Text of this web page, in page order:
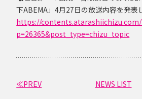
下ABEMA」4月27日の放送内容を発表
https://contents.atarashiichizu.com/
p=26365&post_type=chizu_topic
≪PREV NEWS LIST